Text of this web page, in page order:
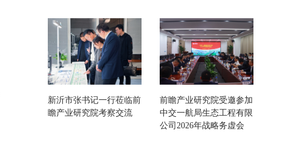
新沂市张书记一行莅临前
瞻产业研究院考察交流
前瞻产业研究院受邀参加
中交一航局生态工程有限
公司2026年战略务虚会